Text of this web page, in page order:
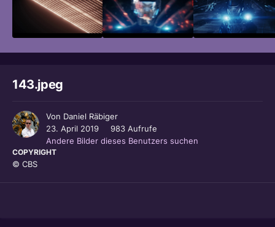
143.jpeg
Von Daniel Räbiger
23. April 2019
983 Aufrufe
Andere Bilder dieses Benutzers suchen
COPYRIGHT
© CBS